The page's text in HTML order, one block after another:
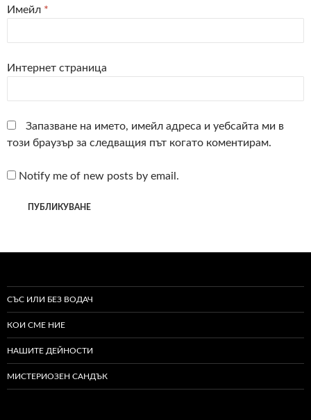
Имейл *
Интернет страница
Запазване на името, имейл адреса и уебсайта ми в
този браузър за следващия път когато коментирам.
Notify me of new posts by email.
СЪС ИЛИ БЕЗ ВОДАЧ
КОИ СМЕ НИЕ
НАШИТЕ ДЕЙНОСТИ
МИСТЕРИОЗЕН САНДЪК